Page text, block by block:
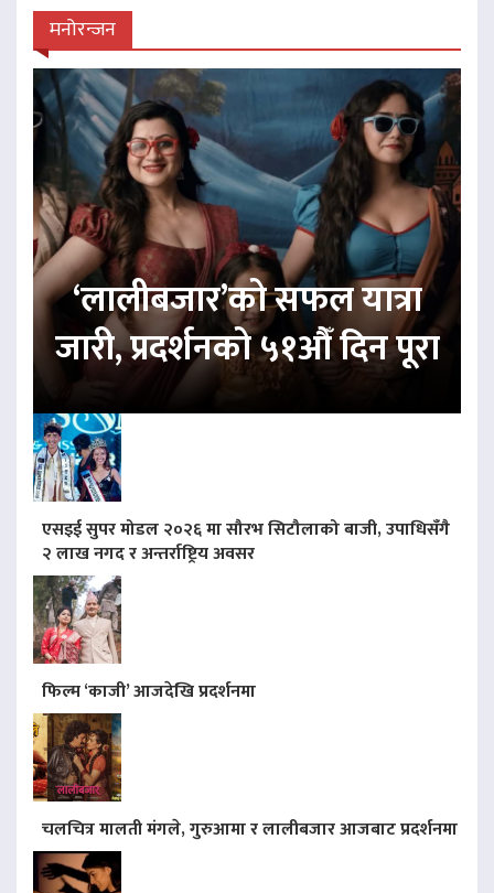
मनोरन्जन
‘लालीबजार’को सफल यात्रा
जारी, प्रदर्शनको ५१औँ दिन पूरा
एसइई सुपर मोडल २०२६ मा सौरभ सिटौलाको बाजी, उपाधिसँगै
२ लाख नगद र अन्तर्राष्ट्रिय अवसर
फिल्म ‘काजी’ आजदेखि प्रदर्शनमा
चलचित्र मालती मंगले, गुरुआमा र लालीबजार आजबाट प्रदर्शनमा